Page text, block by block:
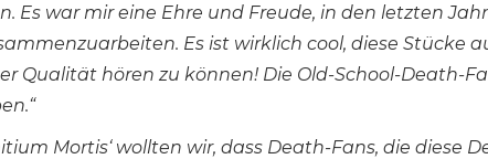
Es war mir eine Ehre und Freude, in den letzten
Es ist wirklich cool, diese Stücke
Qualität hören zu können! Die Old-School-Death-
Mortis‘ wollten wir, dass Death-Fans, die diese